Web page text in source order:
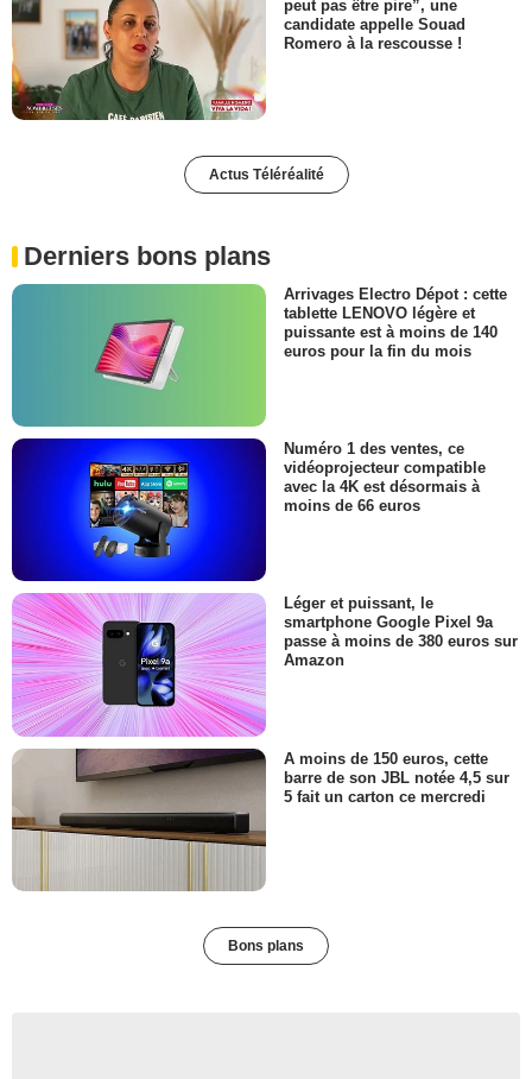
peut pas être pire”, une
candidate appelle Souad
Romero à la rescousse !
Actus Téléréalité
Derniers bons plans
Arrivages Electro Dépot : cette
tablette LENOVO légère et
puissante est à moins de 140
euros pour la fin du mois
Numéro 1 des ventes, ce
vidéoprojecteur compatible
avec la 4K est désormais à
moins de 66 euros
Léger et puissant, le
smartphone Google Pixel 9a
passe à moins de 380 euros sur
Amazon
A moins de 150 euros, cette
barre de son JBL notée 4,5 sur
5 fait un carton ce mercredi
Bons plans